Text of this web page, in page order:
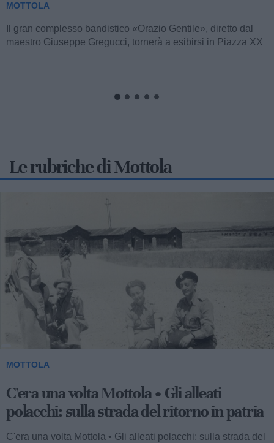
MOTTOLA
Il gran complesso bandistico «Orazio Gentile», diretto dal
maestro Giuseppe Gregucci, tornerà a esibirsi in Piazza XX
Le rubriche di Mottola
MOTTOLA
C'era una volta Mottola • Gli alleati
polacchi: sulla strada del ritorno in patria
C'era una volta Mottola • Gli alleati polacchi: sulla strada del